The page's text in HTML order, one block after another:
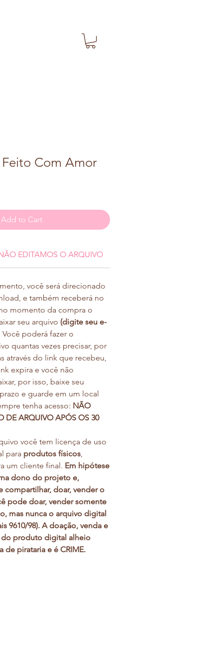
Feito Com Amor
Add to Cart
EDITAMOS O ARQUIVO
você será direcionado
e também receberá no
momento da compra o
seu arquivo (digite seu e-
Você poderá fazer o
quantas vezes precisar, por
através do link que recebeu,
expira e você não
por isso, baixe seu
e guarde em um local
tenha acesso: NÃO
DE ARQUIVO APÓS OS 30
você tem licença de uso
para produtos físicos,
um cliente final. Em hipótese
dono do projeto e,
compartilhar, doar, vender o
pode doar, vender somente
mas nunca o arquivo digital
9610/98). A doação, venda e
produto digital alheio
de pirataria e é CRIME.